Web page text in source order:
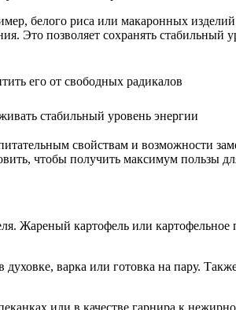
белого риса или макаронных
Это позволяет сохранять стабильный
его от свободных радикалов
стабильный уровень энергии
свойствам и возможности
чтобы получить максимум пользы
Жареный картофель или
варка или готовка на пару.